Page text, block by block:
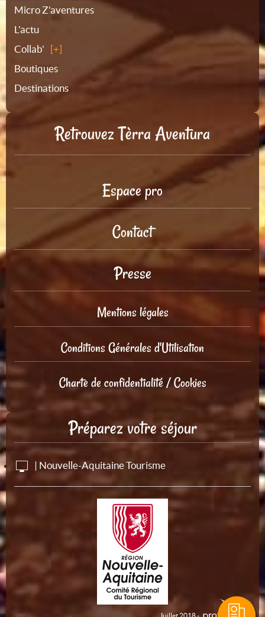
site
Micro Z'aventures
L'actu
Collab'
Boutiques
Destinations
Retrouvez Tèrra Aventura
Espace pro
Contact
Presse
Mentions légales
Conditions Générales d'Utilisation
Charte de confidentialité / Cookies
Préparez votre séjour
| Nouvelle-Aquitaine Tourisme